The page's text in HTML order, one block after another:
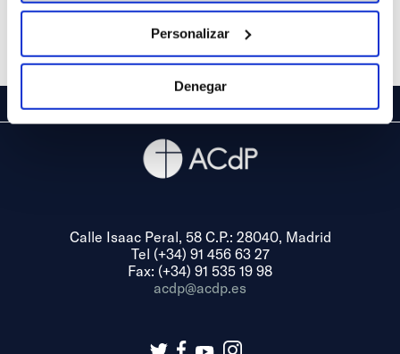
Personalizar
Denegar
Calle Isaac Peral, 58 C.P.: 28040, Madrid
Tel (+34) 91 456 63 27
Fax: (+34) 91 535 19 98
acdp@acdp.es